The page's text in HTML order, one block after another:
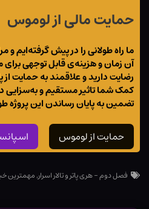
حمایت مالی از لوموس
ما راه طولانی را در پیش گرفته‌ایم
آن زمان و هزینه‌ی قابل توجهی برای
رضایت دارید و علاقمند به حمایت
کمک شما تاثیر مستقیم و به‌سزایی
تضمین به پایان رساندن این پروژه
حمایت از لوموس
فصل دوم - هری پاتر و تالار اسرار,مهمترین